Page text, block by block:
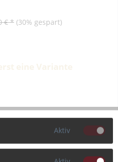
€ * (30% gespart)
Aktiv